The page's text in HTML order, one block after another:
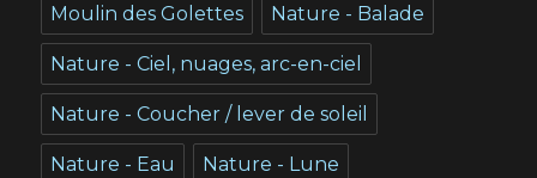
Moulin des Golettes Nature - Balade
Nature - Ciel, nuages, arc-en-ciel
Nature - Coucher / lever de soleil
Nature - Eau Nature - Lune